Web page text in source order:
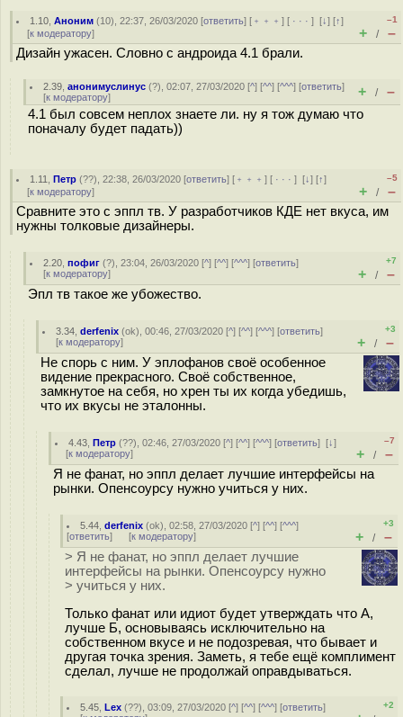
1.10 ,Аноним (10), 22:37, 26/03/2020 [ответить] [ ﹢﹢﹢] [ · · ·][↓] [↑]
[к модератору]
–1
+ / –
Дизайн ужасен. Словно с андроида 4.1 брали.
2.39 ,анонимуслинус (?), 02:07, 27/03/2020 [^] [^^] [^^^] [ответить]
[к модератору] + / –
4.1 был совсем неплох знаете ли. ну я тож думаю что
поначалу будет падать))
1.11 ,Петр (??), 22:38, 26/03/2020 [ответить] [ ﹢﹢﹢] [ · · ·][↓] [↑]
[к модератору]
–5
+ / –
Сравните это с эппл тв. У разработчиков КДЕ нет вкуса, им
нужны толковые дизайнеры.
2.20 ,пофиг (?), 23:04, 26/03/2020 [^] [^^] [^^^] [ответить]
[к модератору]
+7
+ / –
Эпл тв такое же убожество.
3.34 ,derfenix (ok), 00:46, 27/03/2020 [^] [^^] [^^^] [ответить]
[к модератору]
+3
+ / –
Не спорь с ним. У эплофанов своё особенное
видение прекрасного. Своё собственное,
замкнутое на себя, но хрен ты их когда убедишь,
что их вкусы не эталонны.
4.43 ,Петр (??), 02:46, 27/03/2020 [^] [^^] [^^^] [ответить][↓]
[к модератору]
–7
+ / –
Я не фанат, но эппл делает лучшие интерфейсы на
рынки. Опенсоурсу нужно учиться у них.
5.44 ,derfenix (ok), 02:58, 27/03/2020 [^] [^^] [^^^]
[ответить] [к модератору]
+3
+ / –
> Я не фанат, но эппл делает лучшие
интерфейсы на рынки. Опенсоурсу нужно
> учиться у них.
Только фанат или идиот будет утверждать что А,
лучше Б, основываясь исключительно на
собственном вкусе и не подозревая, что бывает и
другая точка зрения. Заметь, я тебе ещё комплимент
сделал, лучше не продолжай оправдываться.
5.45 ,Lex (??), 03:09, 27/03/2020 [^] [^^] [^^^] [ответить]
+2